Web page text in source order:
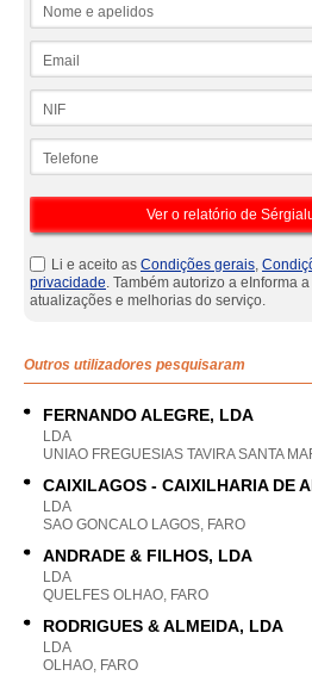
Li e aceito as Condições gerais,
privacidade. Também autorizo a eInforma
atualizações e melhorias do serviço.
Outros utilizadores pesquisaram
FERNANDO ALEGRE, LDA
LDA
UNIAO FREGUESIAS TAVIRA SANTA
CAIXILAGOS - CAIXILHARIA DE
LDA
SAO GONCALO LAGOS, FARO
ANDRADE & FILHOS, LDA
LDA
QUELFES OLHAO, FARO
RODRIGUES & ALMEIDA, LDA
LDA
OLHAO, FARO